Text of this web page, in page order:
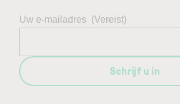
Uw e-mailadres (Vereist)
Schrijf u in